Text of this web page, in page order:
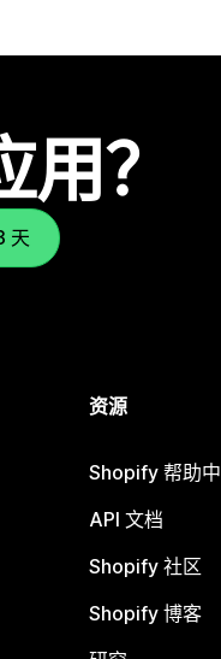
？
天
资源
Shopify 帮助
API 文档
Shopify 社区
Shopify 博客